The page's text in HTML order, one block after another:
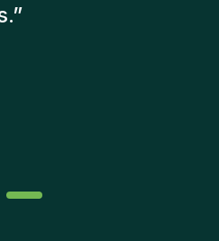
I'm very